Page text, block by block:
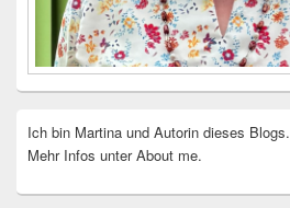
Ich bin Martina und Autorin dieses Blogs.
Mehr Infos unter About me.